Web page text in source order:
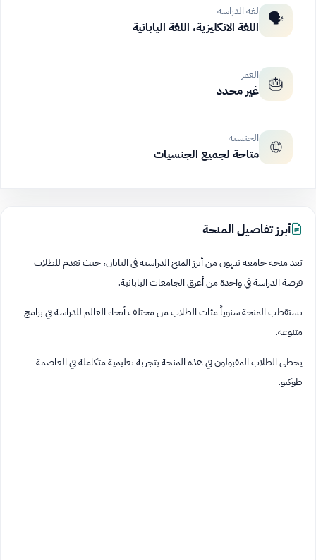
🗣️ لغة الدراسة
اللغة الانكليزية، اللغة اليابانية
🎂 العمر
غير محدد
🌐 الجنسية
متاحة لجميع الجنسيات
أبرز تفاصيل المنحة
تعد منحة جامعة نيهون من أبرز المنح الدراسية في اليابان، حيث تقدم للطلاب
فرصة الدراسة في واحدة من أعرق الجامعات اليابانية.
تستقطب المنحة سنوياً مئات الطلاب من مختلف أنحاء العالم للدراسة في برامج
متنوعة.
يحظى الطلاب المقبولون في هذه المنحة بتجربة تعليمية متكاملة في العاصمة
طوكيو.